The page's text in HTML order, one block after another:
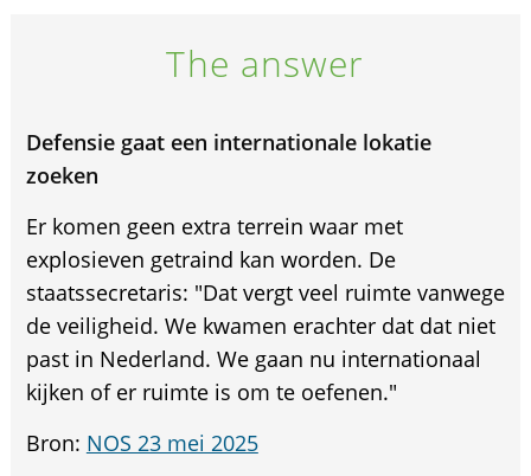
The answer
Defensie gaat een internationale lokatie
zoeken
Er komen geen extra terrein waar met
explosieven getraind kan worden. De
staatssecretaris: "Dat vergt veel ruimte vanwege
de veiligheid. We kwamen erachter dat dat niet
past in Nederland. We gaan nu internationaal
kijken of er ruimte is om te oefenen."
Bron: NOS 23 mei 2025